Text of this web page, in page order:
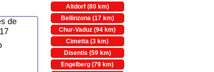
Altdorf (80 km)
Bellinzona (17 km)
Chur-Vaduz (94 km)
Cimetta (3 km)
Disentis (59 km)
Engelberg (79 km)